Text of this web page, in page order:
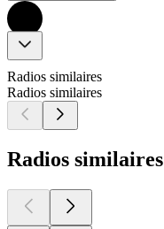
Radios similaires
Radios similaires
Radios similaires